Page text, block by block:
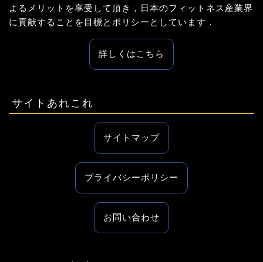
よるメリットを享受して頂き，日本のフィットネス産業界
に貢献することを目標とポリシーとしています．
詳しくはこちら
サイトあれこれ
サイトマップ
プライバシーポリシー
お問い合わせ